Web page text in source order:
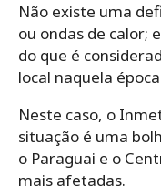
Não existe uma
ou ondas de calor;
do que é
local naquela
Neste caso, o
situação é uma
o Paraguai e o
mais afetadas.